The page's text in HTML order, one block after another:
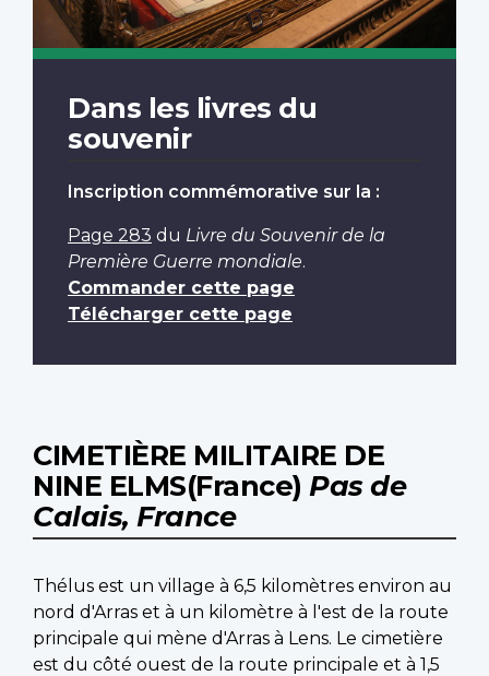
Dans les livres du
souvenir
Inscription commémorative sur la :
Page 283 du Livre du Souvenir de la
Première Guerre mondiale.
Commander cette page
Télécharger cette page
CIMETIÈRE MILITAIRE DE
NINE ELMS(France) Pas de
Calais, France
Thélus est un village à 6,5 kilomètres environ au
nord d'Arras et à un kilomètre à l'est de la route
principale qui mène d'Arras à Lens. Le cimetière
est du côté ouest de la route principale et à 1,5